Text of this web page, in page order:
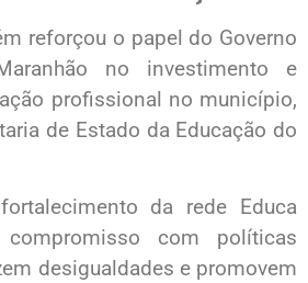
reforçou o papel do Governo
no investimento e
profissional no município,
de Estado da Educação do
da rede Educa
com políticas
desigualdades e promovem